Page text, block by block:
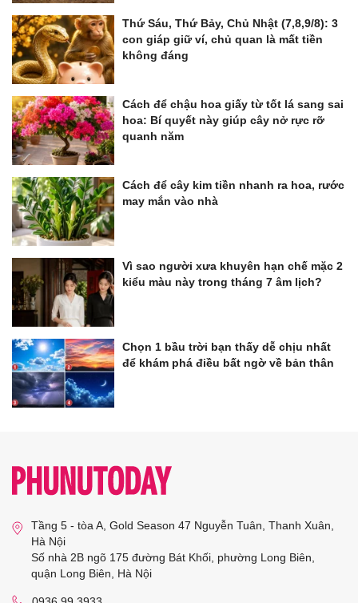
Thứ Sáu, Thứ Bảy, Chủ Nhật (7,8,9/8): 3
con giáp giữ ví, chủ quan là mất tiền
không đáng
Cách để chậu hoa giấy từ tốt lá sang sai
hoa: Bí quyết này giúp cây nở rực rỡ
quanh năm
Cách để cây kim tiền nhanh ra hoa, rước
may mắn vào nhà
Vì sao người xưa khuyên hạn chế mặc 2
kiểu màu này trong tháng 7 âm lịch?
Chọn 1 bầu trời bạn thấy dễ chịu nhất
để khám phá điều bất ngờ về bản thân
Tầng 5 - tòa A, Gold Season 47 Nguyễn Tuân, Thanh Xuân,
Hà Nội
Số nhà 2B ngõ 175 đường Bát Khối, phường Long Biên,
quận Long Biên, Hà Nội